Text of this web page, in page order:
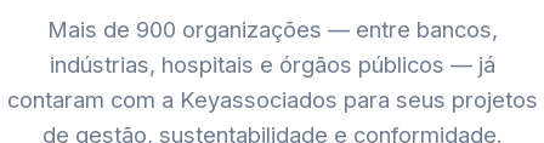
Mais de 900 organizações — entre bancos,
indústrias, hospitais e órgãos públicos — já
contaram com a Keyassociados para seus projetos
de gestão, sustentabilidade e conformidade.